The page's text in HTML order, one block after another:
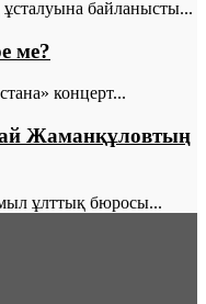
байланысты...
ме?
концерт...
Жаманқұловтың
ұлттық бюросы...